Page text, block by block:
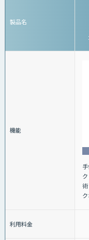
製品名
機能
術
利用料金